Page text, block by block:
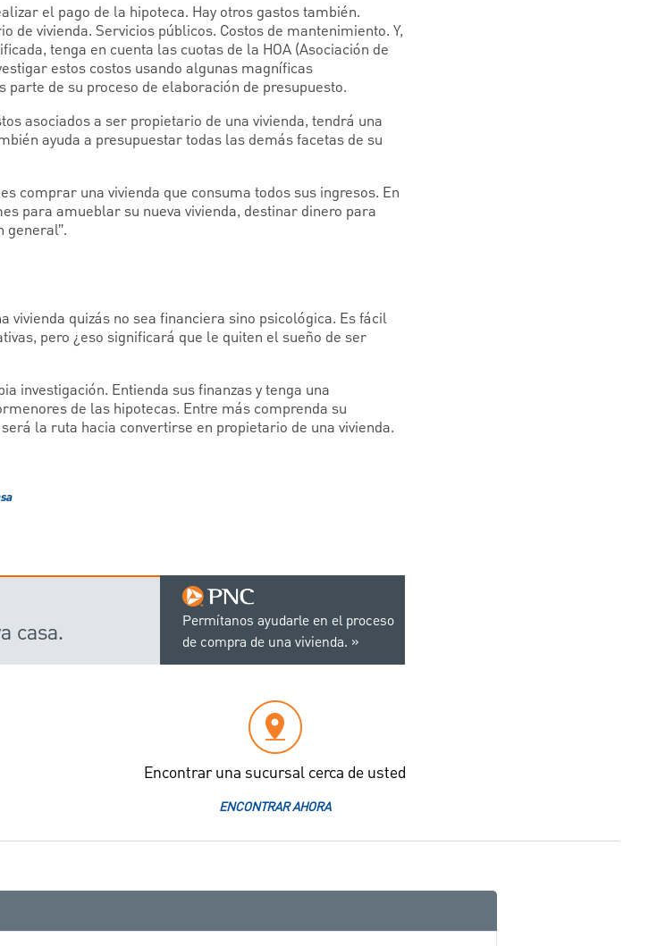
el pago de la hipoteca. Hay otros gastos también.
de vivienda. Servicios públicos. Costos de mantenimiento. Y,
tenga en cuenta las cuotas de la HOA (Asociación de
estos costos usando algunas magníficas
de su proceso de elaboración de presupuesto.
asociados a ser propietario de una vivienda, tendrá una
ayuda a presupuestar todas las demás facetas de su
comprar una vivienda que consuma todos sus ingresos. En
para amueblar su nueva vivienda, destinar dinero para
general”.
quizás no sea financiera sino psicológica. Es fácil
pero ¿eso significará que le quiten el sueño de ser
investigación. Entienda sus finanzas y tenga una
de las hipotecas. Entre más comprenda su
la ruta hacia convertirse en propietario de una vivienda.
Permítanos ayudarle en el proceso
de compra de una vivienda.
casa.
Encontrar una sucursal cerca de usted
ENCONTRAR AHORA